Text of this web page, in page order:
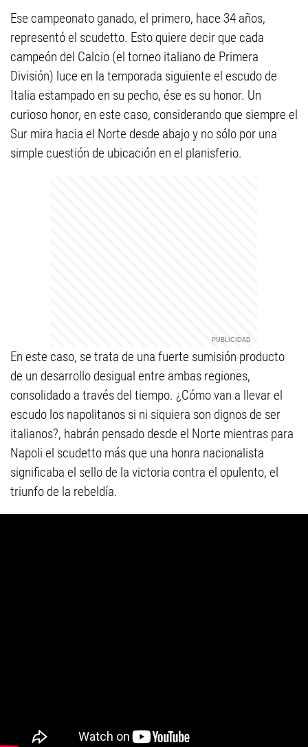
Ese campeonato ganado, el primero, hace 34 años,
representó el scudetto. Esto quiere decir que cada
campeón del Calcio (el torneo italiano de Primera
División) luce en la temporada siguiente el escudo de
Italia estampado en su pecho, ése es su honor. Un
curioso honor, en este caso, considerando que siempre el
Sur mira hacia el Norte desde abajo y no sólo por una
simple cuestión de ubicación en el planisferio.
En este caso, se trata de una fuerte sumisión producto
de un desarrollo desigual entre ambas regiones,
consolidado a través del tiempo. ¿Cómo van a llevar el
escudo los napolitanos si ni siquiera son dignos de ser
italianos?, habrán pensado desde el Norte mientras para
Napoli el scudetto más que una honra nacionalista
significaba el sello de la victoria contra el opulento, el
triunfo de la rebeldía.